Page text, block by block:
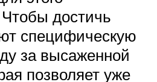
достичь
специфическую
за высаженной
позволяет уже